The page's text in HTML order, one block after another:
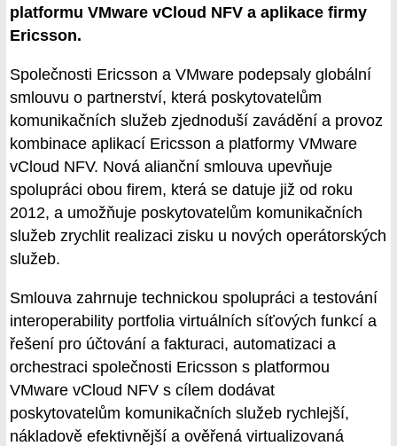
platformu VMware vCloud NFV a aplikace firmy
Ericsson.
Společnosti Ericsson a VMware podepsaly globální
smlouvu o partnerství, která poskytovatelům
komunikačních služeb zjednoduší zavádění a provoz
kombinace aplikací Ericsson a platformy VMware
vCloud NFV. Nová alianční smlouva upevňuje
spolupráci obou firem, která se datuje již od roku
2012, a umožňuje poskytovatelům komunikačních
služeb zrychlit realizaci zisku u nových operátorských
služeb.
Smlouva zahrnuje technickou spolupráci a testování
interoperability portfolia virtuálních síťových funkcí a
řešení pro účtování a fakturaci, automatizaci a
orchestraci společnosti Ericsson s platformou
VMware vCloud NFV s cílem dodávat
poskytovatelům komunikačních služeb rychlejší,
nákladově efektivnější a ověřená virtualizovaná